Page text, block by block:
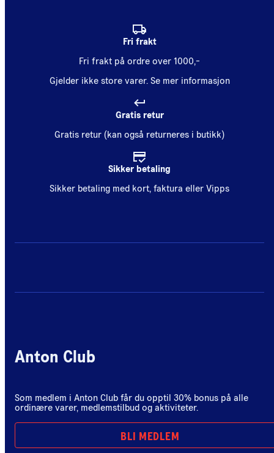
Fri frakt
Fri frakt på ordre over 1000,-
Gjelder ikke store varer. Se mer informasjon
Gratis retur
Gratis retur (kan også returneres i butikk)
Sikker betaling
Sikker betaling med kort, faktura eller Vipps
Anton Club
Som medlem i Anton Club får du opptil 30% bonus på alle
ordinære varer, medlemstilbud og aktiviteter.
BLI MEDLEM